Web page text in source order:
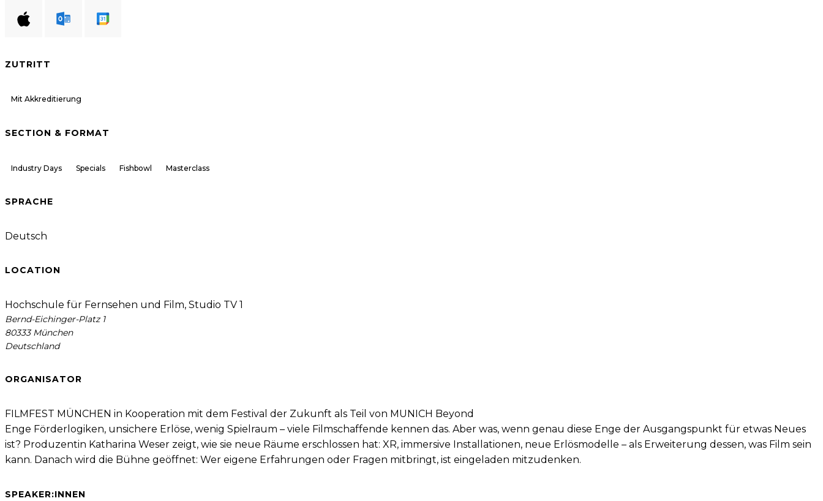
ZUTRITT
Mit Akkreditierung
SECTION & FORMAT
Industry Days Specials Fishbowl Masterclass
SPRACHE
Deutsch
LOCATION
Hochschule für Fernsehen und Film, Studio TV 1
Bernd-Eichinger-Platz 1
80333 München
Deutschland
ORGANISATOR
FILMFEST MÜNCHEN in Kooperation mit dem Festival der Zukunft als Teil von MUNICH Beyond
Enge Förderlogiken, unsichere Erlöse, wenig Spielraum – viele Filmschaffende kennen das. Aber was, wenn genau diese Enge der Ausgangspunkt für etwas Neues
ist? Produzentin Katharina Weser zeigt, wie sie neue Räume erschlossen hat: XR, immersive Installationen, neue Erlösmodelle – als Erweiterung dessen, was Film sein
kann. Danach wird die Bühne geöffnet: Wer eigene Erfahrungen oder Fragen mitbringt, ist eingeladen mitzudenken.
SPEAKER:INNEN